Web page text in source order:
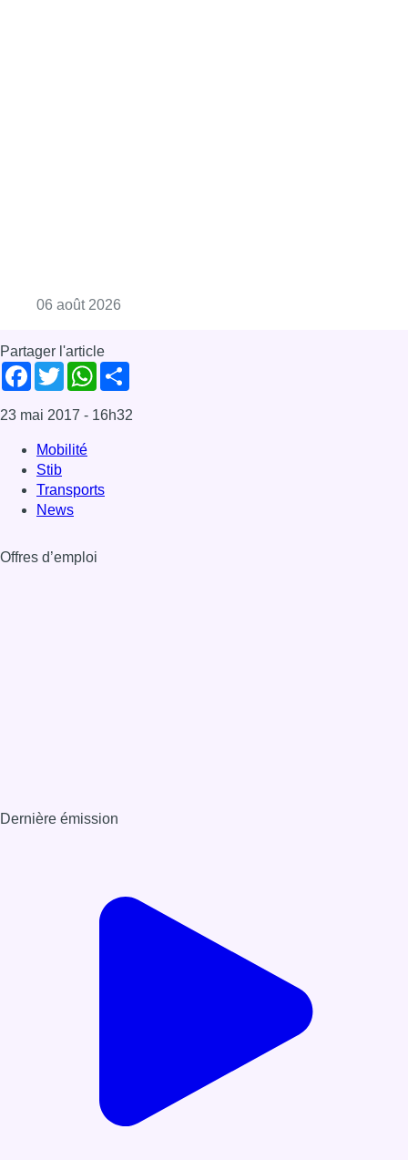
06 août 2026
Partager l'article
Facebook
TwitterWhatsApp
23 mai 2017 - 16h32
Mobilité
Stib
Transports
News
Offres d’emploi
Dernière émission